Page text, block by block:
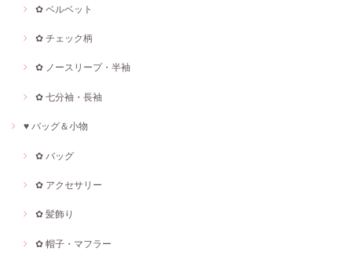
✿ ベルベット
✿ チェック柄
✿ ノースリープ・半袖
✿ 七分袖・長袖
♥ バッグ＆小物
✿ バッグ
✿ アクセサリー
✿ 髪飾り
✿ 帽子・マフラー